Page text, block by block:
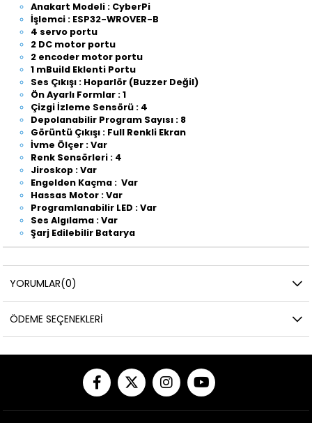
Anakart Modeli : CyberPi
İşlemci : ESP32-WROVER-B
4 servo portu
2 DC motor portu
2 encoder motor portu
1 mBuild Eklenti Portu
Ses Çıkışı : Hoparlör (Buzzer Değil)
Ön Ayarlı Formlar : 1
Çizgi İzleme Sensörü : 4
Depolanabilir Program Sayısı : 8
Görüntü Çıkışı : Full Renkli Ekran
İvme Ölçer : Var
Renk Sensörleri : 4
Jiroskop : Var
Engelden Kaçma : Var
Hassas Motor : Var
Programlanabilir LED : Var
Ses Algılama : Var
Şarj Edilebilir Batarya
YORUMLAR(0)
ÖDEME SEÇENEKLERI